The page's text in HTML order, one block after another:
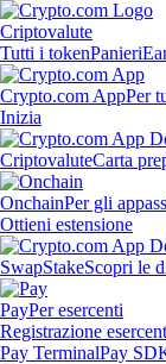
Criptovalute
Tutti i tokenPanieri
Crypto.com AppPer
Inizia
CriptovaluteCarta
OnchainPer gli
Ottieni estensione
SwapStakeScopri le
PayPer esercenti
Registrazione
Pay TerminalPay